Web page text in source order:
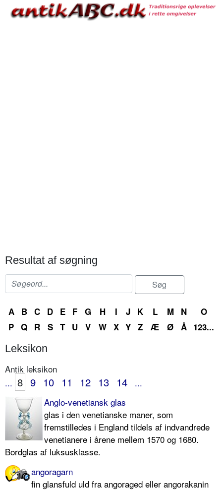
Resultat af søgning
A B C D E F G H I J K L M N
O
P Q R S T U V W X Y Z Æ Ø Å 123...
Leksikon
Antik leksikon
... 8 9 10 11 12 13 14
...
Anglo-venetiansk glas
glas i den venetianske maner, som
fremstilledes i England tildels af indvandrede
venetianere i årene mellem 1570 og 1680.
Bordglas af luksusklasse.
angoragarn
fin glansfuld uld fra angoraged eller angorakanin